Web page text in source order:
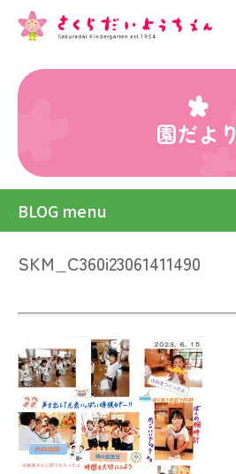
園だより
BLOG menu
SKM_C360i23061411490